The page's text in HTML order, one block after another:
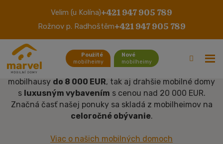
Velim (u Kolína)+421 947 905 789
Rožnov p. Radhoštěm+421 947 905 789
Použité
mobilheimy
Nové
mobilheimy
Nové a použitémobilheimy
Mobilné domy v našej ponuke majú dispozície od
po4kk , rozsah ich obytnej plochy od
až po
mobilné domy nad
mobilhausy do 8 000 EUR, tak aj drahšie mobilné domy
s luxusným vybavením s cenou nad 20 000 EUR.
Značná časť našej ponuky sa skladá z mobilheimov na
celoročné obývanie.
Viac o našich mobilných domoch